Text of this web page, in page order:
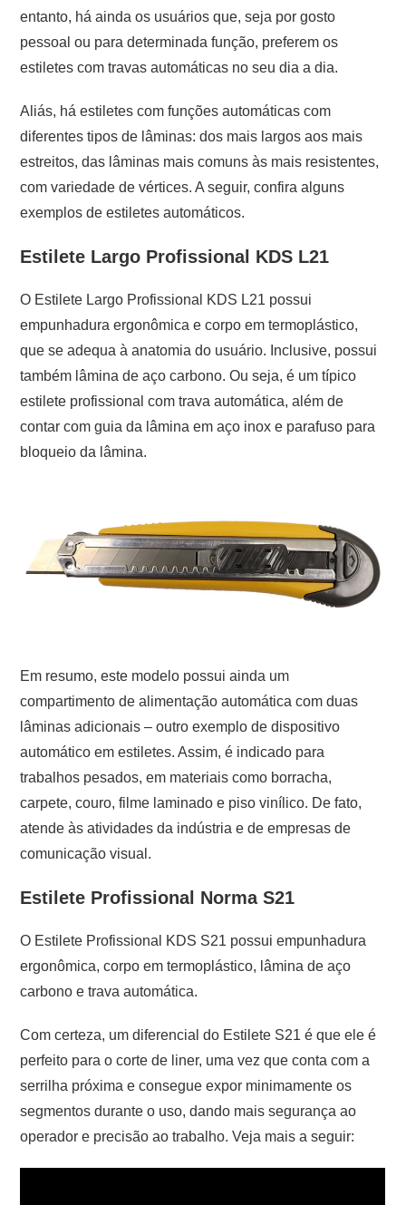
entanto, há ainda os usuários que, seja por gosto
pessoal ou para determinada função, preferem os
estiletes com travas automáticas no seu dia a dia.
Aliás, há estiletes com funções automáticas com
diferentes tipos de lâminas: dos mais largos aos mais
estreitos, das lâminas mais comuns às mais resistentes,
com variedade de vértices. A seguir, confira alguns
exemplos de estiletes automáticos.
Estilete Largo Profissional KDS L21
O Estilete Largo Profissional KDS L21 possui
empunhadura ergonômica e corpo em termoplástico,
que se adequa à anatomia do usuário. Inclusive, possui
também lâmina de aço carbono. Ou seja, é um típico
estilete profissional com trava automática, além de
contar com guia da lâmina em aço inox e parafuso para
bloqueio da lâmina.
Em resumo, este modelo possui ainda um
compartimento de alimentação automática com duas
lâminas adicionais – outro exemplo de dispositivo
automático em estiletes. Assim, é indicado para
trabalhos pesados, em materiais como borracha,
carpete, couro, filme laminado e piso vinílico. De fato,
atende às atividades da indústria e de empresas de
comunicação visual.
Estilete Profissional Norma S21
O Estilete Profissional KDS S21 possui empunhadura
ergonômica, corpo em termoplástico, lâmina de aço
carbono e trava automática.
Com certeza, um diferencial do Estilete S21 é que ele é
perfeito para o corte de liner, uma vez que conta com a
serrilha próxima e consegue expor minimamente os
segmentos durante o uso, dando mais segurança ao
operador e precisão ao trabalho. Veja mais a seguir: